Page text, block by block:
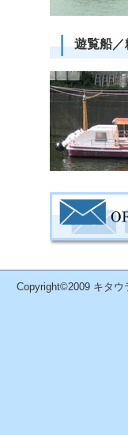
遊覧船／
Copyright©2009 キタウ